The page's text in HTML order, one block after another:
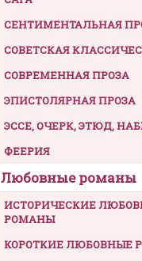
СЕНТИМЕНТАЛЬНАЯ
СОВЕТСКАЯ
СОВРЕМЕННАЯ ПРОЗА
ЭПИСТОЛЯРНАЯ ПРОЗА
ЭССЕ, ОЧЕРК, ЭТЮД,
ФЕЕРИЯ
Любовные романы
ИСТОРИЧЕСКИЕ
РОМАНЫ
КОРОТКИЕ ЛЮБОВНЫЕ